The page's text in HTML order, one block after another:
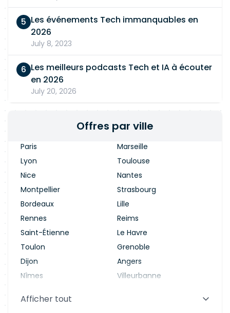
Les événements Tech immanquables en
2026
July 8, 2023
Les meilleurs podcasts Tech et IA à écouter
en 2026
July 20, 2026
Offres par ville
Paris
Marseille
Lyon
Toulouse
Nice
Nantes
Montpellier
Strasbourg
Bordeaux
Lille
Rennes
Reims
Saint-Étienne
Le Havre
Toulon
Grenoble
Dijon
Angers
Nîmes
Villeurbanne
Aix-en-Provence
Afficher tout